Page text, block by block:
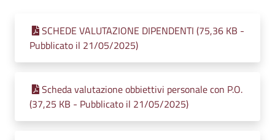
SCHEDE VALUTAZIONE DIPENDENTI (75,36 KB -
Pubblicato il 21/05/2025)
Scheda valutazione obbiettivi personale con P.O.
(37,25 KB - Pubblicato il 21/05/2025)